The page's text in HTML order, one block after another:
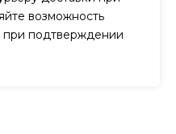
возможность
при подтверждении